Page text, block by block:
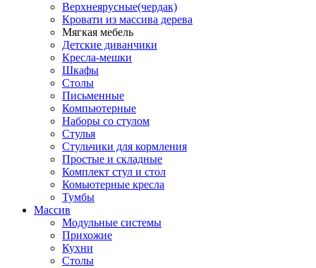
Верхнеярусные(чердак)
Кровати из массива дерева
Мягкая мебель
Детские диванчики
Кресла-мешки
Шкафы
Столы
Письменные
Компьютерные
Наборы со стулом
Стулья
Стульчики для кормления
Простые и складные
Комплект стул и стол
Комьютерные кресла
Тумбы
Массив
Модульные системы
Прихожие
Кухни
Столы